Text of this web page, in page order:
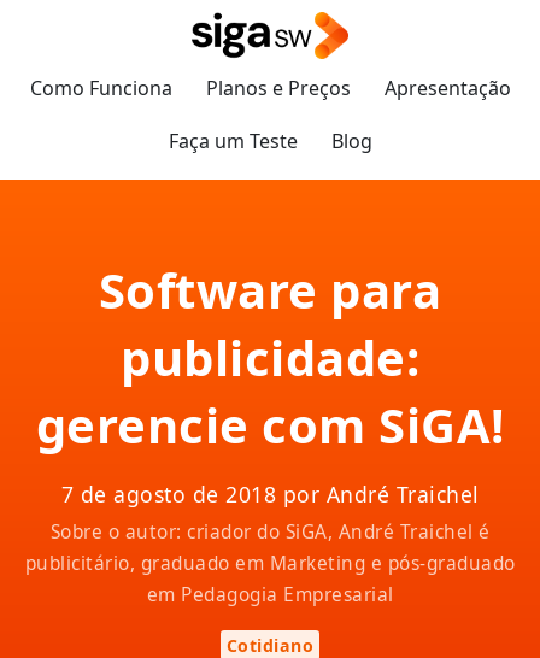
Como Funciona Planos e Preços
Apresentação
Faça um Teste
Blog
Software para
publicidade:
gerencie com SiGA!
7 de agosto de 2018 por André Traichel
Sobre o autor: criador do SiGA, André Traichel é
publicitário, graduado em Marketing e pós-graduado
em Pedagogia Empresarial
Cotidiano